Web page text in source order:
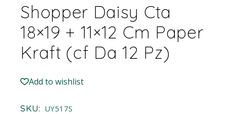
Shopper Daisy Cta
18×19 + 11×12 Cm Paper
Kraft (cf Da 12 Pz)
Add to wishlist
SKU: UY517S